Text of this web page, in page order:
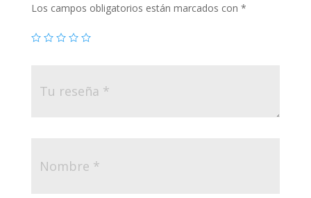
Los campos obligatorios están marcados con *